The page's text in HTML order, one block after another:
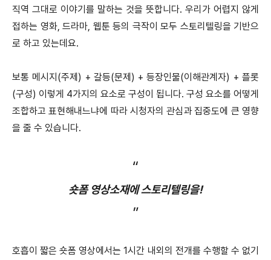
직역 그대로 이야기를 말하는 것을 뜻합니다. 우리가 어렵지 않게
접하는 영화, 드라마, 웹툰 등의 극작이 모두 스토리텔링을 기반으
로 하고 있는데요.
보통 메시지(주제) + 갈등(문제) + 등장인물(이해관계자) + 플롯
(구성) 이렇게 4가지의 요소로 구성이 됩니다. 구성 요소를 어떻게
조합하고 표현해내느냐에 따라 시청자의 관심과 집중도에 큰 영향
을 줄 수 있습니다.
“
숏폼 영상소재에 스토리텔링을!
”
호흡이 짧은 숏폼 영상에서는 1시간 내외의 전개를 수행할 수 없기